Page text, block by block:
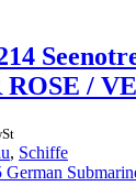
/
, Schiffe